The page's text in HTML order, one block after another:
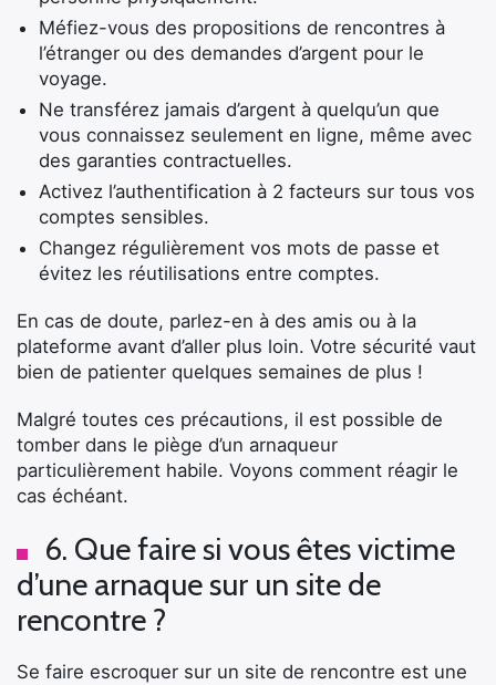
Méfiez-vous des propositions de rencontres à
l’étranger ou des demandes d’argent pour le
voyage.
Ne transférez jamais d’argent à quelqu’un que
vous connaissez seulement en ligne, même avec
des garanties contractuelles.
Activez l’authentification à 2 facteurs sur tous vos
comptes sensibles.
Changez régulièrement vos mots de passe et
évitez les réutilisations entre comptes.
En cas de doute, parlez-en à des amis ou à la
plateforme avant d’aller plus loin. Votre sécurité vaut
bien de patienter quelques semaines de plus !
Malgré toutes ces précautions, il est possible de
tomber dans le piège d’un arnaqueur
particulièrement habile. Voyons comment réagir le
cas échéant.
6. Que faire si vous êtes victime
d’une arnaque sur un site de
rencontre ?
Se faire escroquer sur un site de rencontre est une